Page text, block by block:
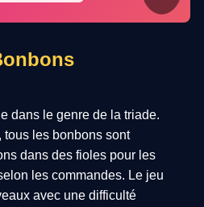
dans le genre de la triade.
tous les bonbons sont
dans des fioles pour les
les commandes. Le jeu
avec une difficulté